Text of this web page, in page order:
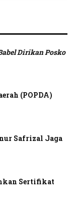
Dirikan Posko
(POPDA)
Safrizal Jaga
Sertifikat